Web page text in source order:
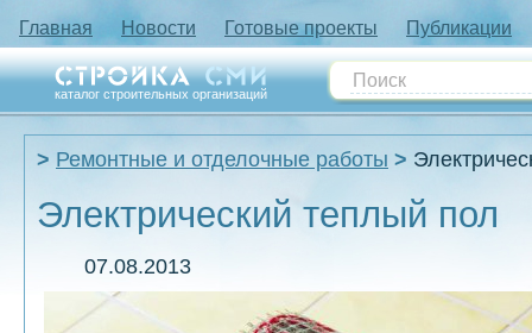
Главная Новости Готовые проекты Публикации
каталог строительных организаций
Ремонтные и отделочные работы
Электрический теплый пол
07.08.2013